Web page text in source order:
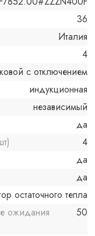
36
Италия
4
с отключением
индукционная
независимый
да
4
да
да
остаточного тепла
ожидания
50